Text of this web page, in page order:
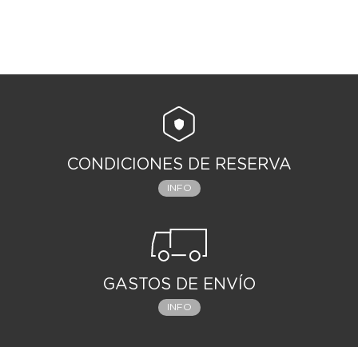
CONDICIONES DE RESERVA
INFO
GASTOS DE ENVÍO
INFO